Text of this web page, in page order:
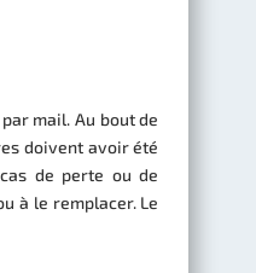
mail. Au bout de
doivent avoir été
de perte ou de
à le remplacer. Le